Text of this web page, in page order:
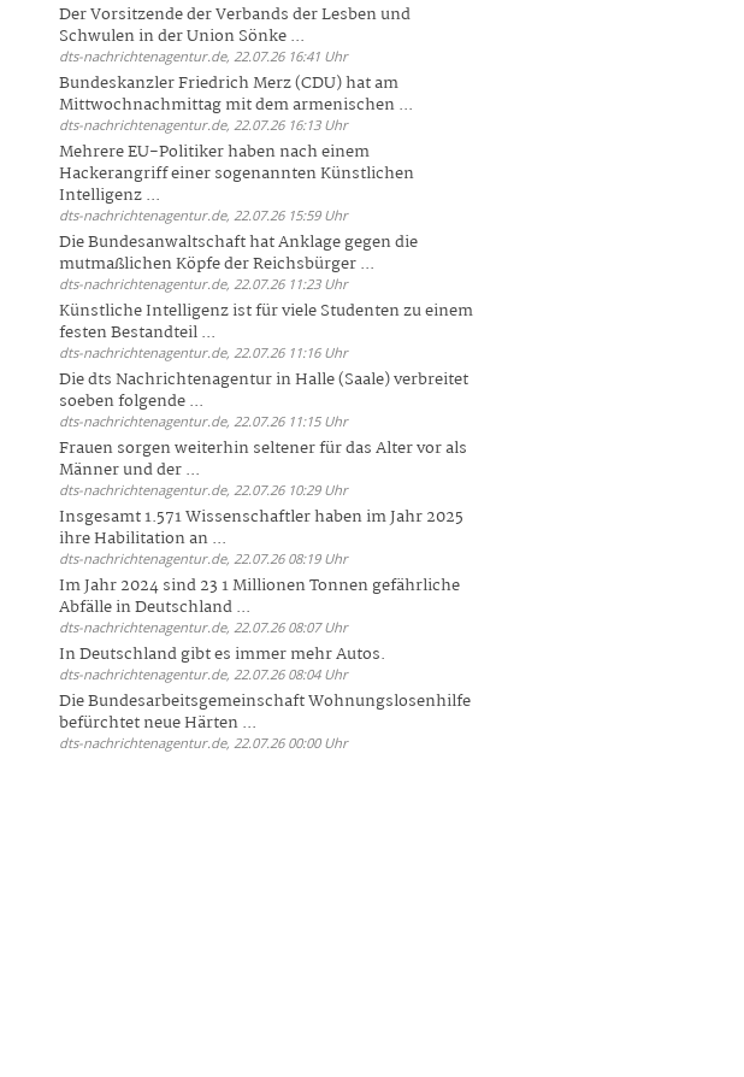
Der Vorsitzende der Verbands der Lesben und
Schwulen in der Union Sönke ...
dts-nachrichtenagentur.de, 22.07.26 16:41 Uhr
Bundeskanzler Friedrich Merz (CDU) hat am
Mittwochnachmittag mit dem armenischen ...
dts-nachrichtenagentur.de, 22.07.26 16:13 Uhr
Mehrere EU-Politiker haben nach einem
Hackerangriff einer sogenannten Künstlichen
Intelligenz ...
dts-nachrichtenagentur.de, 22.07.26 15:59 Uhr
Die Bundesanwaltschaft hat Anklage gegen die
mutmaßlichen Köpfe der Reichsbürger ...
dts-nachrichtenagentur.de, 22.07.26 11:23 Uhr
Künstliche Intelligenz ist für viele Studenten zu einem
festen Bestandteil ...
dts-nachrichtenagentur.de, 22.07.26 11:16 Uhr
Die dts Nachrichtenagentur in Halle (Saale) verbreitet
soeben folgende ...
dts-nachrichtenagentur.de, 22.07.26 11:15 Uhr
Frauen sorgen weiterhin seltener für das Alter vor als
Männer und der ...
dts-nachrichtenagentur.de, 22.07.26 10:29 Uhr
Insgesamt 1.571 Wissenschaftler haben im Jahr 2025
ihre Habilitation an ...
dts-nachrichtenagentur.de, 22.07.26 08:19 Uhr
Im Jahr 2024 sind 23 1 Millionen Tonnen gefährliche
Abfälle in Deutschland ...
dts-nachrichtenagentur.de, 22.07.26 08:07 Uhr
In Deutschland gibt es immer mehr Autos.
dts-nachrichtenagentur.de, 22.07.26 08:04 Uhr
Die Bundesarbeitsgemeinschaft Wohnungslosenhilfe
befürchtet neue Härten ...
dts-nachrichtenagentur.de, 22.07.26 00:00 Uhr